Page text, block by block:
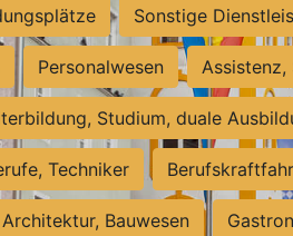
Sonstige
Personalwesen Assistenz,
Studium, duale
Techniker
Architektur, Bauwesen